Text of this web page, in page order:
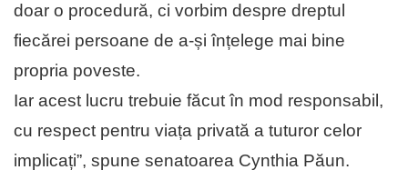
doar o procedură, ci vorbim despre dreptul
fiecărei persoane de a-și înțelege mai bine
propria poveste.
Iar acest lucru trebuie făcut în mod responsabil,
cu respect pentru viața privată a tuturor celor
implicați”, spune senatoarea Cynthia Păun.